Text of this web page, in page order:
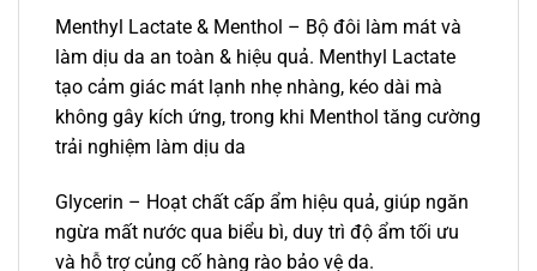
Menthyl Lactate & Menthol – Bộ đôi làm mát và
làm dịu da an toàn & hiệu quả. Menthyl Lactate
tạo cảm giác mát lạnh nhẹ nhàng, kéo dài mà
không gây kích ứng, trong khi Menthol tăng cường
trải nghiệm làm dịu da
Glycerin – Hoạt chất cấp ẩm hiệu quả, giúp ngăn
ngừa mất nước qua biểu bì, duy trì độ ẩm tối ưu
và hỗ trợ củng cố hàng rào bảo vệ da.